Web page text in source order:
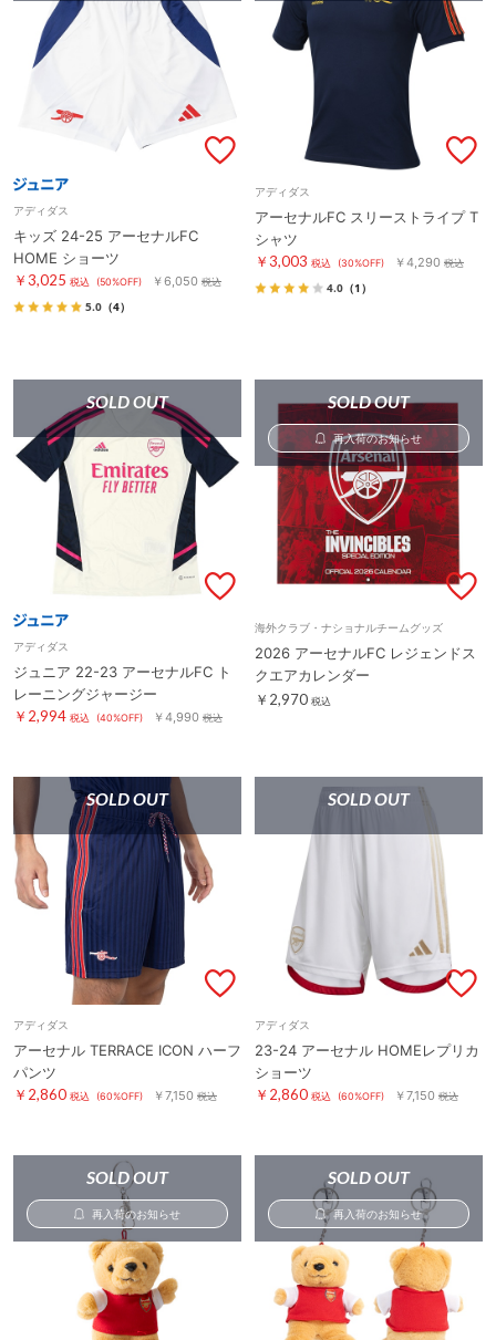
アディダス
キッズ 24-25 アーセナルFC
HOME ショーツ
￥3,025 税込 (50%OFF) ￥6,050 税込
5.0 （4）
アディダス
アーセナルFC スリーストライプ T
シャツ
￥3,003 税込 (30%OFF) ￥4,290 税込
4.0 （1）
SOLD OUT
アディダス
ジュニア 22-23 アーセナルFC ト
レーニングジャージー
￥2,994 税込 (40%OFF) ￥4,990 税込
SOLD OUT
再入荷のお知らせ
海外クラブ・ナショナルチームグッズ
2026 アーセナルFC レジェンドス
クエアカレンダー
￥2,970 税込
SOLD OUT
アディダス
アーセナル TERRACE ICON ハーフ
パンツ
￥2,860 税込 (60%OFF) ￥7,150 税込
SOLD OUT
アディダス
23-24 アーセナル HOMEレプリカ
ショーツ
￥2,860 税込 (60%OFF) ￥7,150 税込
SOLD OUT
再入荷のお知らせ
SOLD OUT
再入荷のお知らせ